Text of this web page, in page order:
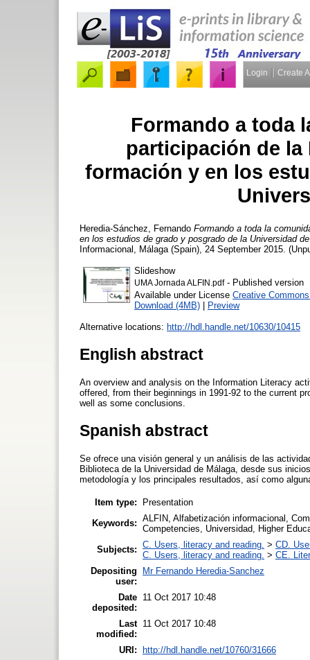
Login Create
Formando a toda
participación de
formación y en los
Heredia-Sánchez, Fernando Formando a toda la
en los estudios de grado y posgrado de la Universidad
Informacional, Málaga (Spain), 24 September 2015.
Slideshow
UMA Jornada ALFIN.pdf- Published version
Available under License Creative
Download (4MB) | Preview
Alternative locations: http://hdl.handle.net/10630/10415
English abstract
An overview and analysis on the Information Literacy
offered, from their beginnings in 1991-92 to the current
well as some conclusions.
Spanish abstract
Se ofrece una visión general y un análisis de las
Biblioteca de la Universidad de Málaga, desde sus
metodología y los principales resultados, así como
Item type:
Presentation
Keywords: ALFIN, Alfabetización informacional,
Competencies, Universidad, Higher
Subjects: C. Users, literacy and reading. > CD.
C. Users, literacy and reading. > CE.
Depositing
user:
Mr Fernando Heredia-Sanchez
Date
deposited:
11 Oct 2017 10:48
Last
modified:
11 Oct 2017 10:48
URI: http://hdl.handle.net/10760/31666